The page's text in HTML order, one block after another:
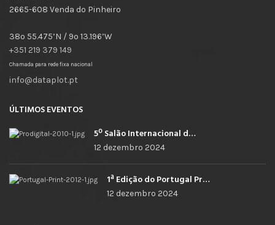
2665-608 Venda do Pinheiro
38º 55.475’N / 9º 13.196’W
+351 219 379 149
Chamada para rede fixa nacional
info@dataplot.pt
ÚLTIMOS EVENTOS
5º Salão Internacional de Impressão, Imagem, Comunicação Digital e Têxtil Promocional
12 dezembro 2024
1ª Edição do Portugal Print
12 dezembro 2024